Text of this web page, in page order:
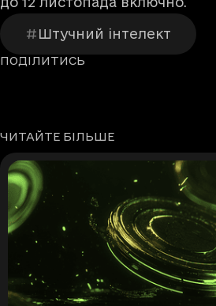
Штучний інтелект
ПОДІЛИТИСЬ
ЧИТАЙТЕ БІЛЬШЕ